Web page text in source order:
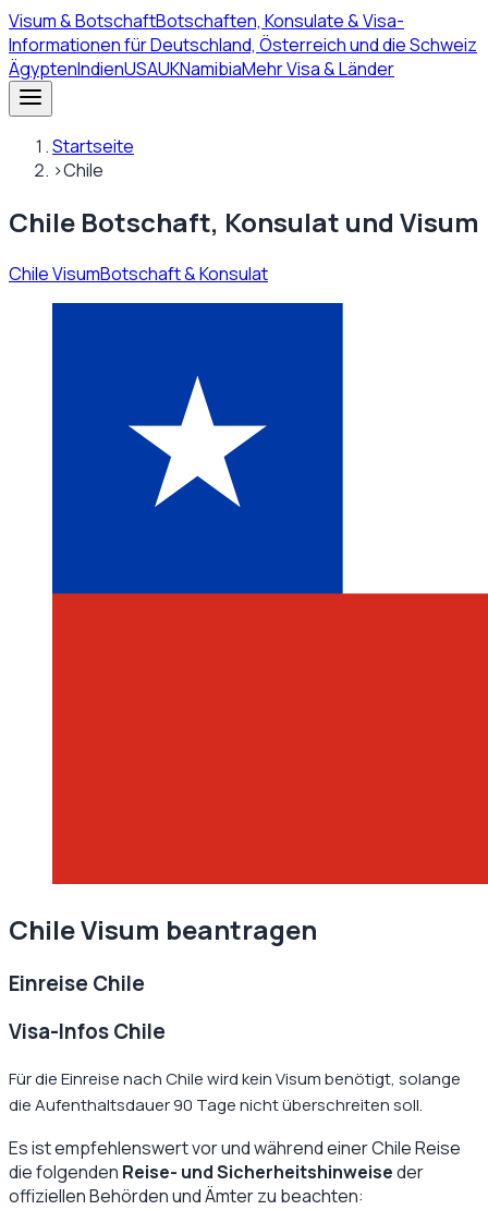
Visum& BotschaftBotschaften, Konsulate & Visa-
Informationen für Deutschland, Österreich und die Schweiz
ÄgyptenIndienUSAUKNamibiaMehr Visa & Länder
Startseite
›Chile
Chile Botschaft, Konsulat und Visum
Chile VisumBotschaft & Konsulat
ChileVisum beantragen
Einreise Chile
Visa-Infos Chile
Für die Einreise nach Chile wird kein Visum benötigt, solange
die Aufenthaltsdauer 90 Tage nicht überschreiten soll.
Es ist empfehlenswert vor und während einerChileReise
die folgenden Reise- und Sicherheitshinweiseder
offiziellen Behörden und Ämter zu beachten: